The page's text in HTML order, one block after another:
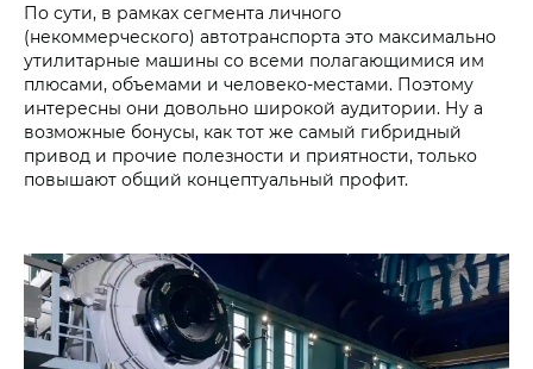
По сути, в рамках сегмента личного
(некоммерческого) автотранспорта это максимально
утилитарные машины со всеми полагающимися им
плюсами, объемами и человеко-местами. Поэтому
интересны они довольно широкой аудитории. Ну а
возможные бонусы, как тот же самый гибридный
привод и прочие полезности и приятности, только
повышают общий концептуальный профит.